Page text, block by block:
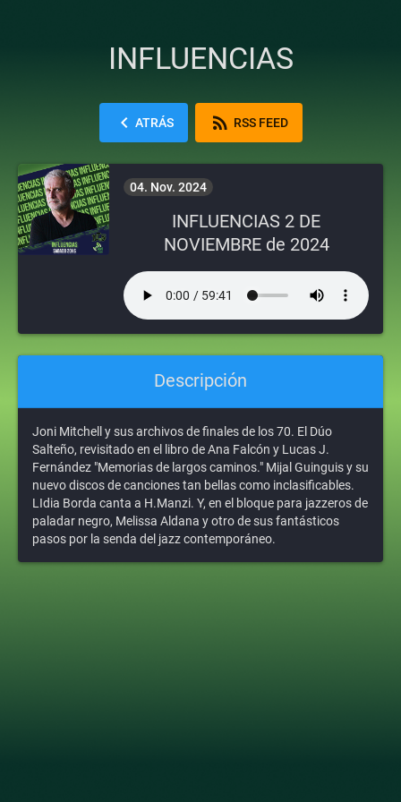
INFLUENCIAS
chevron_left ATRÁS rss_feed RSS FEED
04. Nov. 2024
INFLUENCIAS 2 DE
NOVIEMBRE de 2024
Descripción
Joni Mitchell y sus archivos de finales de los 70. El Dúo
Salteño, revisitado en el libro de Ana Falcón y Lucas J.
Fernández "Memorias de largos caminos." Mijal Guinguis y su
nuevo discos de canciones tan bellas como inclasificables.
LIdia Borda canta a H.Manzi. Y, en el bloque para jazzeros de
paladar negro, Melissa Aldana y otro de sus fantásticos
pasos por la senda del jazz contemporáneo.